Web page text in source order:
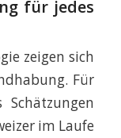
für jedes
zeigen sich
Für
im Laufe